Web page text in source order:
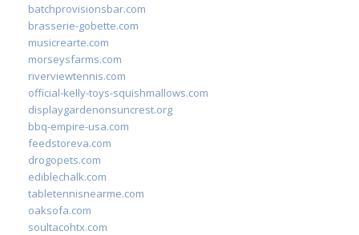
batchprovisionsbar.com
brasserie-gobette.com
musicrearte.com
morseysfarms.com
riverviewtennis.com
official-kelly-toys-squishmallows.com
displaygardenonsuncrest.org
bbq-empire-usa.com
feedstoreva.com
drogopets.com
ediblechalk.com
tabletennisnearme.com
oaksofa.com
soultacohtx.com